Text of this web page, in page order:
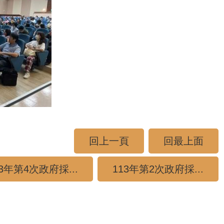
回上一頁 回最上面
年第4次政府採... 113年第2次政府採...